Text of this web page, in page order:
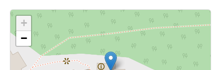
Cliquez sur le bouton pour afficher la carte.
+
−